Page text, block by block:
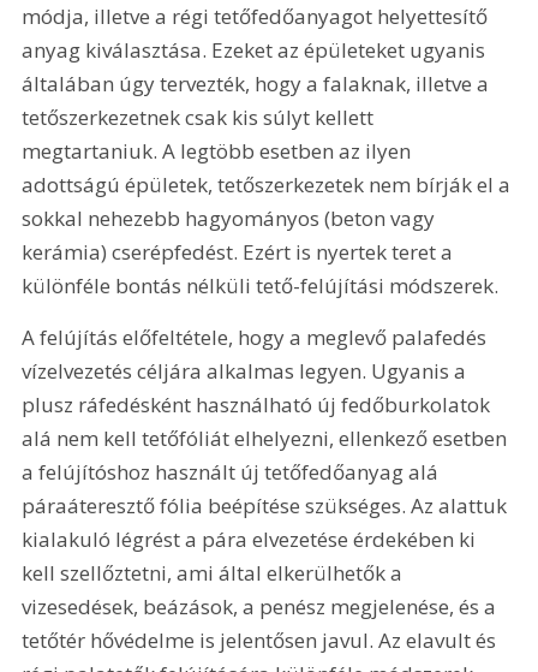
módja, illetve a régi tetőfedőanyagot helyettesítő
anyag kiválasztása. Ezeket az épületeket ugyanis
általában úgy tervezték, hogy a falaknak, illetve a
tetőszerkezetnek csak kis súlyt kellett
megtartaniuk. A legtöbb esetben az ilyen
adottságú épületek, tetőszerkezetek nem bírják el a
sokkal nehezebb hagyományos (beton vagy
kerámia) cserépfedést. Ezért is nyertek teret a
különféle bontás nélküli tető-felújítási módszerek.
A felújítás előfeltétele, hogy a meglevő palafedés
vízelvezetés céljára alkalmas legyen. Ugyanis a
plusz ráfedésként használható új fedőburkolatok
alá nem kell tetőfóliát elhelyezni, ellenkező esetben
a felújítóshoz használt új tetőfedőanyag alá
páraáteresztő fólia beépítése szükséges. Az alattuk
kialakuló légrést a pára elvezetése érdekében ki
kell szellőztetni, ami által elkerülhetők a
vizesedések, beázások, a penész megjelenése, és a
tetőtér hővédelme is jelentősen javul. Az elavult és